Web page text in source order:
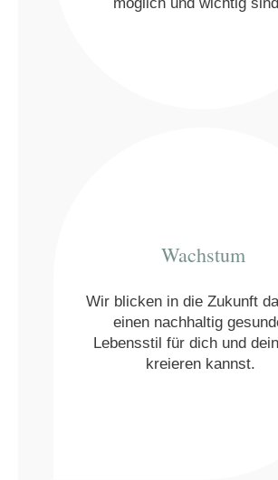
Wachstum
Wir blicken in die Zukunft
einen nachhaltig
Lebensstil für dich und
kreieren kannst.